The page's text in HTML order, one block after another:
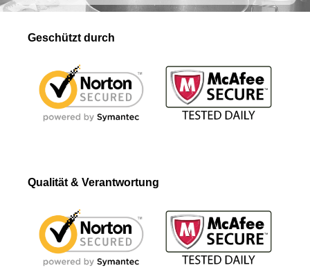
Geschützt durch
Qualität & Verantwortung